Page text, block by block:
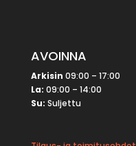
AVOINNA
Arkisin 09:00 – 17:00
La: 09:00 – 14:00
Su: Suljettu